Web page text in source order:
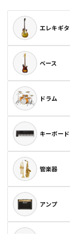
エレキギ
ベース
ドラム
キーボード
管楽器
アンプ